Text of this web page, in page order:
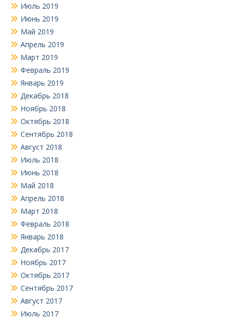
Июль 2019
Июнь 2019
Май 2019
Апрель 2019
Март 2019
Февраль 2019
Январь 2019
Декабрь 2018
Ноябрь 2018
Октябрь 2018
Сентябрь 2018
Август 2018
Июль 2018
Июнь 2018
Май 2018
Апрель 2018
Март 2018
Февраль 2018
Январь 2018
Декабрь 2017
Ноябрь 2017
Октябрь 2017
Сентябрь 2017
Август 2017
Июль 2017